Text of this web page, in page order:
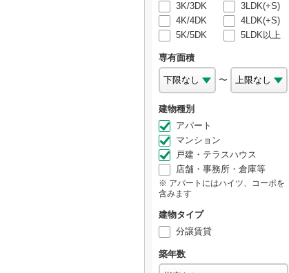
3K/3DK
3LDK(+S)
4K/4DK
4LDK(+S)
5K/5DK
5LDK以上
専有面積
〜
建物種別
アパート
マンション
戸建・テラスハウス
店舗・事務所・倉庫等
アパートにはハイツ、コーポを
含みます
建物タイプ
分譲賃貸
築年数